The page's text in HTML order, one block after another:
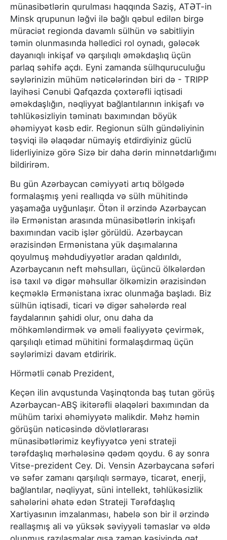
münasibətlərin qurulması haqqında Saziş, ATƏT-in
Minsk qrupunun ləğvi ilə bağlı qəbul edilən birgə
müraciət regionda davamlı sülhün və sabitliyin
təmin olunmasında həlledici rol oynadı, gələcək
dayanıqlı inkişaf və qarşılıqlı əməkdaşlıq üçün
parlaq səhifə açdı. Eyni zamanda sülhquruculuğu
səylərinizin mühüm nəticələrindən biri də - TRIPP
layihəsi Cənubi Qafqazda çoxtərəfli iqtisadi
əməkdaşlığın, nəqliyyat bağlantılarının inkişafı və
təhlükəsizliyin təminatı baxımından böyük
əhəmiyyət kəsb edir. Regionun sülh gündəliyinin
təşviqi ilə əlaqədar nümayiş etdirdiyiniz güclü
liderliyinizə görə Sizə bir daha dərin minnətdarlığımı
bildirirəm.
Bu gün Azərbaycan cəmiyyəti artıq bölgədə
formalaşmış yeni reallıqda və sülh mühitində
yaşamağa uyğunlaşır. Ötən il ərzində Azərbaycan
ilə Ermənistan arasında münasibətlərin inkişafı
baxımından vacib işlər görüldü. Azərbaycan
ərazisindən Ermənistana yük daşımalarına
qoyulmuş məhdudiyyətlər aradan qaldırıldı,
Azərbaycanın neft məhsulları, üçüncü ölkələrdən
isə taxıl və digər məhsullar ölkəmizin ərazisindən
keçməklə Ermənistana ixrac olunmağa başladı. Biz
sülhün iqtisadi, ticari və digər sahələrdə real
faydalarının şahidi olur, onu daha da
möhkəmləndirmək və əməli fəaliyyətə çevirmək,
qarşılıqlı etimad mühitini formalaşdırmaq üçün
səylərimizi davam etdiririk.
Hörmətli cənab Prezident,
Keçən ilin avqustunda Vaşinqtonda baş tutan görüş
Azərbaycan-ABŞ ikitərəfli əlaqələri baxımından da
mühüm tarixi əhəmiyyətə malikdir. Məhz həmin
görüşün nəticəsində dövlətlərarası
münasibətlərimiz keyfiyyətcə yeni strateji
tərəfdaşlıq mərhələsinə qədəm qoydu. 6 ay sonra
Vitse-prezident Cey. Di. Vensin Azərbaycana səfəri
və səfər zamanı qarşılıqlı sərmayə, ticarət, enerji,
bağlantılar, nəqliyyat, süni intellekt, təhlükəsizlik
sahələrini əhatə edən Strateji Tərəfdaşlıq
Xartiyasının imzalanması, habelə son bir il ərzində
reallaşmış ali və yüksək səviyyəli təmaslar və əldə